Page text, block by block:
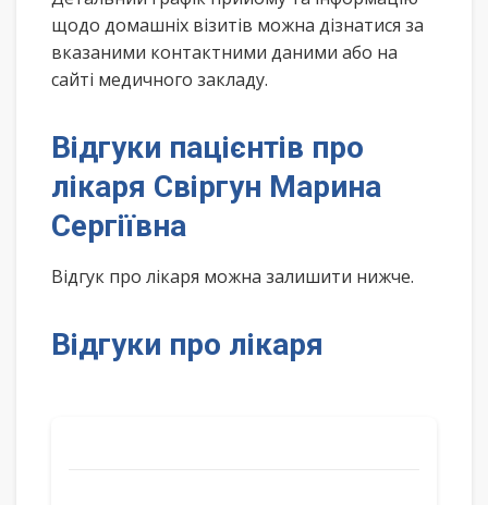
щодо домашніх візитів можна дізнатися за
вказаними контактними даними або на
сайті медичного закладу.
Відгуки пацієнтів про
лікаря Свіргун Марина
Сергіївна
Відгук про лікаря можна залишити нижче.
Відгуки про лікаря